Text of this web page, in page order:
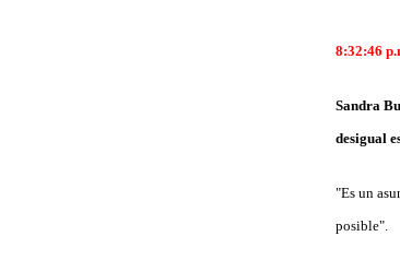
8:32:46
Sandra
desigual
"Es un
posible".